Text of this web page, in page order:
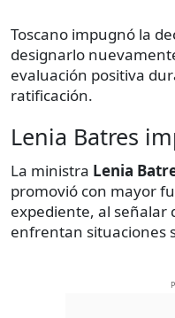
Toscano impugnó la
designarlo
evaluación positiva
ratificación.
Lenia Batres
La ministra Lenia
promovió con mayor
expediente, al señalar
enfrentan situaciones